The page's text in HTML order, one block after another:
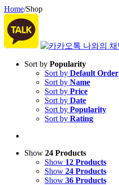
Home/Shop
Sort by Popularity
Sort by Default Order
Sort by Name
Sort by Price
Sort by Date
Sort by Popularity
Sort by Rating
Show 24 Products
Show 12 Products
Show 24 Products
Show 36 Products